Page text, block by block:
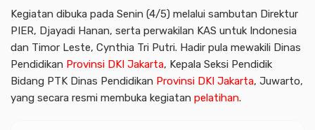
Kegiatan dibuka pada Senin (4/5) melalui sambutan Direktur
PIER, Djayadi Hanan, serta perwakilan KAS untuk Indonesia
dan Timor Leste, Cynthia Tri Putri. Hadir pula mewakili Dinas
Pendidikan Provinsi DKI Jakarta, Kepala Seksi Pendidik
Bidang PTK Dinas Pendidikan Provinsi DKI Jakarta, Juwarto,
yang secara resmi membuka kegiatan pelatihan.